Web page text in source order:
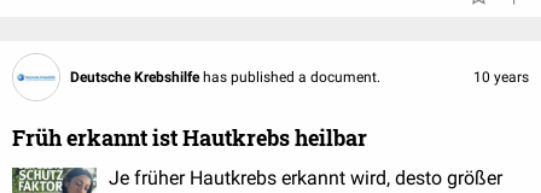
Deutsche Krebshilfe has published a document. 10 years
Früh erkannt ist Hautkrebs heilbar
Je früher Hautkrebs erkannt wird, desto größer